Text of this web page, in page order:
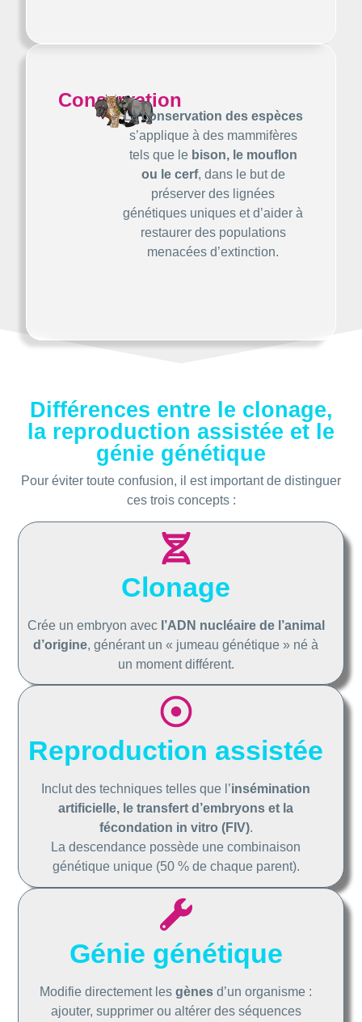
Conservation
Laconservation des espèces
s’applique à des mammifères
tels que le bison, le mouflon
ou le cerf, dans le but de
préserver des lignées
génétiques uniques et d’aider à
restaurer des populations
menacées d’extinction.
Différences entre le clonage,
la reproduction assistée et le
génie génétique
Pour éviter toute confusion, il est important de distinguer
ces trois concepts :
Clonage
Crée un embryon avec l’ADN nucléaire de l’animal
d’origine, générant un « jumeau génétique » né à
un moment différent.
Reproduction assistée
Inclut des techniques telles que l’insémination
artificielle, le transfert d’embryons et la
fécondation in vitro (FIV).
La descendance possède une combinaison
génétique unique (50 % de chaque parent).
Génie génétique
Modifie directement lesgènesd’un organisme :
ajouter, supprimer ou altérer des séquences